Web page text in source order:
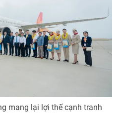
mang lại lợi thế cạnh tranh